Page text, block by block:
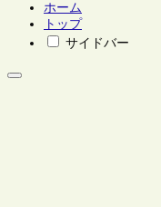
ホーム
トップ
サイドバー